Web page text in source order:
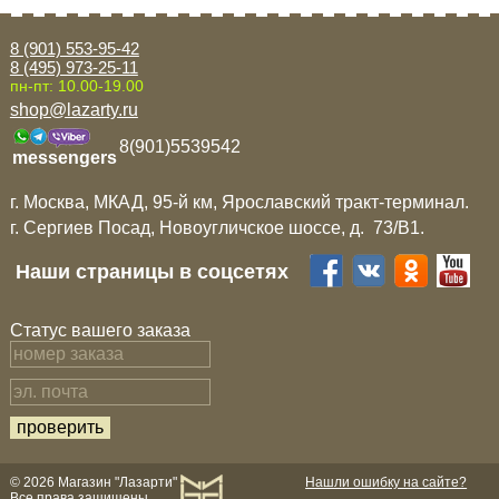
8 (901) 553-95-42
8 (495) 973-25-11
пн-пт: 10.00-19.00
shop@lazarty.ru
messengers
8(901)5539542
г. Москва, МКАД, 95-й км, Ярославский тракт-терминал.
г. Сергиев Посад, Новоугличское шоссе, д. 73/B1.
Наши страницы в соцсетях
Статус вашего заказа
Нашли ошибку на сайте?
© 2026 Магазин "Лазарти"
Opel
Renault
Suzuki
Toyota
Volkswagen
УАЗ
Дополнительные товары